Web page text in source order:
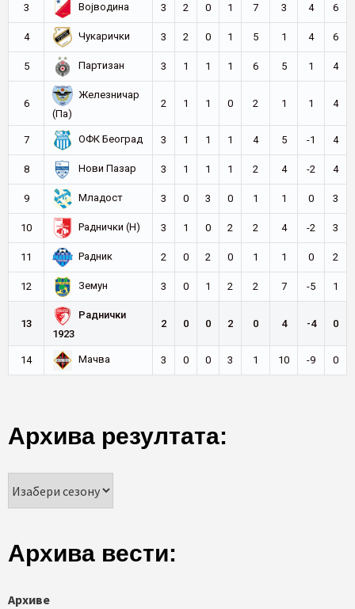
3 Војводина 3 2 0 1 7 3 4 6
4 Чукарички 3 2 0 1 5 1 4 6
5 Партизан 3 1 1 1 6 5 1 4
6
Железничар
(Па)
2 1 1 0 2 1 1 4
7 ОФК Београд 3 1 1 1 4 5 -1 4
8 Нови Пазар 3 1 1 1 2 4 -2 4
9 Младост 3 0 3 0 1 1 0 3
10 Раднички (Н) 3 1 0 2 2 4 -2 3
11 Радник 2 0 2 0 1 1 0 2
12 Земун 3 0 1 2 2 7 -5 1
13
Раднички
1923
2 0 0 2 0 4 -4 0
14 Мачва 3 0 0 3 1 10 -9 0
Архива резултата:
Архива вести:
Архиве